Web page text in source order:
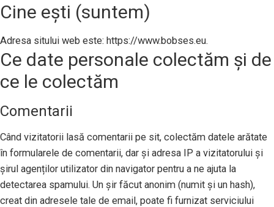
Cine ești (suntem)
Adresa sitului web este: https://www.bobses.eu.
Ce date personale colectăm și de
ce le colectăm
Comentarii
Când vizitatorii lasă comentarii pe sit, colectăm datele arătate
în formularele de comentarii, dar și adresa IP a vizitatorului și
șirul agenților utilizator din navigator pentru a ne ajuta la
detectarea spamului. Un șir făcut anonim (numit și un hash),
creat din adresele tale de email, poate fi furnizat serviciului